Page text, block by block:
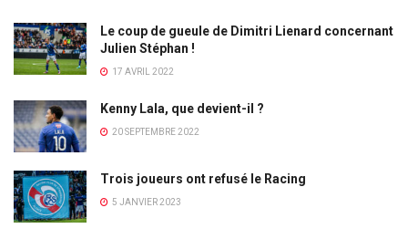
Le coup de gueule de Dimitri Lienard concernant
Julien Stéphan !
17 AVRIL 2022
Kenny Lala, que devient-il ?
20 SEPTEMBRE 2022
Trois joueurs ont refusé le Racing
5 JANVIER 2023